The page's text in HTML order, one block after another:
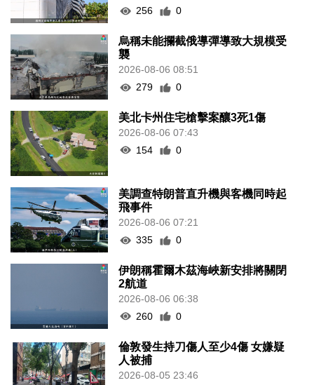
256
0
烏稱未能攔截俄導彈導致大規模受
襲
2026-08-06 08:51
279
0
美北卡州住宅槍擊案釀3死1傷
2026-08-06 07:43
154
0
美調查特朗普直升機與客機同時起
飛事件
2026-08-06 07:21
335
0
伊朗稱霍爾木茲海峽新安排將關閉
2航道
2026-08-06 06:38
260
0
倫敦發生持刀傷人至少4傷 女嫌疑
人被捕
2026-08-05 23:46